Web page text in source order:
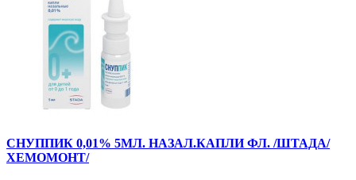
СНУППИК 0,01% 5МЛ. НАЗАЛ.КАПЛИ ФЛ. /ШТАДА/
ХЕМОМОНТ/